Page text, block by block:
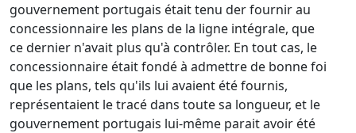
gouvernement portugais était tenu der fournir au
concessionnaire les plans de la ligne intégrale, que
ce dernier n'avait plus qu'à contrôler. En tout cas, le
concessionnaire était fondé à admettre de bonne foi
que les plans, tels qu'ils lui avaient été fournis,
représentaient le tracé dans toute sa longueur, et le
gouvernement portugais lui-même parait avoir été